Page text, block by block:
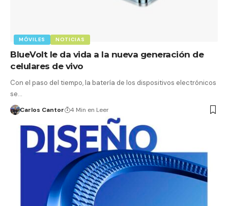
MÓVILES NOTICIAS
BlueVolt le da vida a la nueva generación de
celulares de vivo
Con el paso del tiempo, la batería de los dispositivos electrónicos
se…
Carlos Cantor 4 Min en Leer